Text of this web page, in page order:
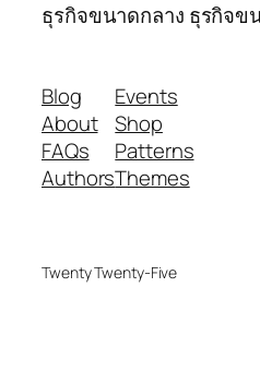
ธุรกิจขนาดกลาง ธุรกิจข
Blog
About
FAQs
Authors
Events
Shop
Patterns
Themes
Twenty Twenty-Five